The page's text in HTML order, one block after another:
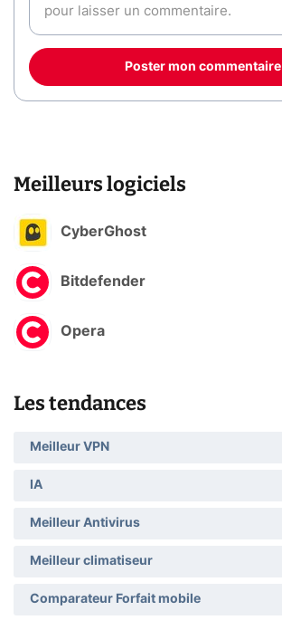
Poster mon commentaire
Meilleurs logiciels
CyberGhost
Bitdefender
Opera
Les tendances
Meilleur VPN
IA
Meilleur Antivirus
Meilleur climatiseur
Comparateur Forfait mobile